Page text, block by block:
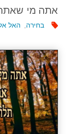
אתה מי
בחירה האל